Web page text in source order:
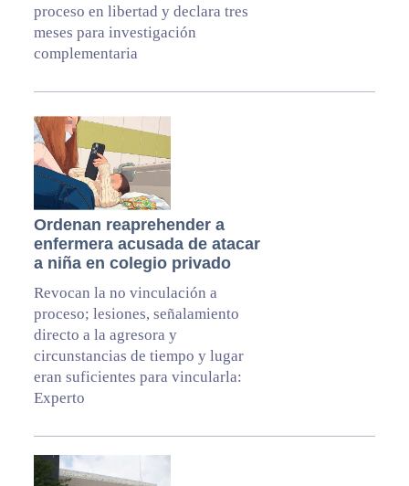
proceso en libertad y declara tres
meses para investigación
complementaria
Ordenan reaprehender a
enfermera acusada de atacar
a niña en colegio privado
Revocan la no vinculación a
proceso; lesiones, señalamiento
directo a la agresora y
circunstancias de tiempo y lugar
eran suficientes para vincularla:
Experto